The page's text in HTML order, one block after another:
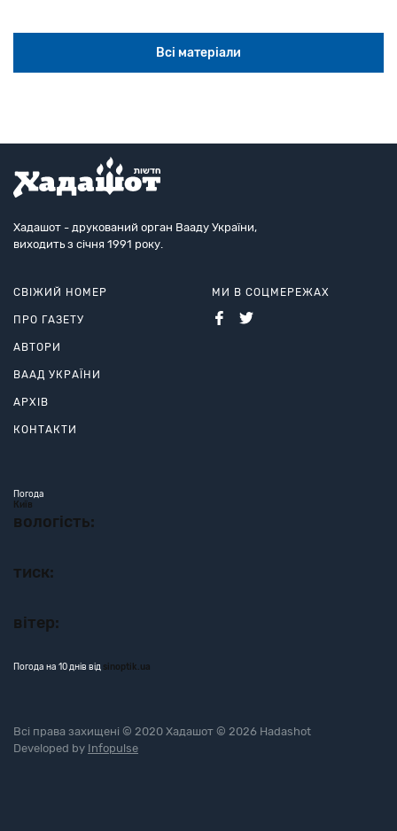
Всі матеріали
Хадашот - друкований орган Вааду України,
виходить з січня 1991 року.
СВІЖИЙ НОМЕР
ПРО ГАЗЕТУ
АВТОРИ
ВААД УКРАЇНИ
АРХІВ
КОНТАКТИ
МИ В СОЦМЕРЕЖАХ
Погода
Київ
вологість:
тиск:
вітер:
Погода на 10 днів від sinoptik.ua
Всі права захищені © 2020 Хадашот © 2026 Hadashot
Developed by Infopulse